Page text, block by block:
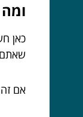
כאן
שאתם
אם